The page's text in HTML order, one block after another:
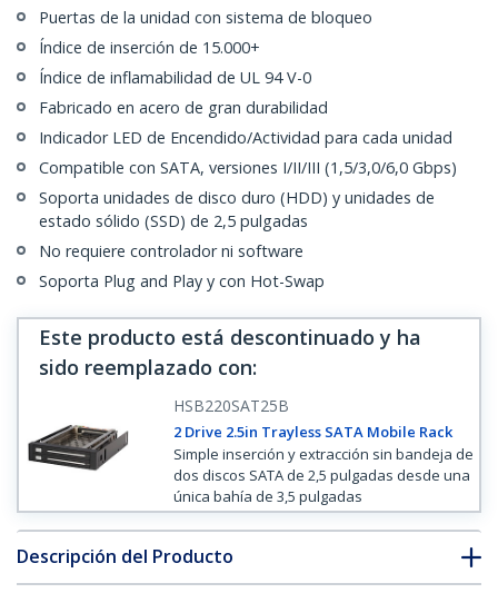
Puertas de la unidad con sistema de bloqueo
Índice de inserción de 15.000+
Índice de inflamabilidad de UL 94 V-0
Fabricado en acero de gran durabilidad
Indicador LED de Encendido/Actividad para cada unidad
Compatible con SATA, versiones I/II/III (1,5/3,0/6,0 Gbps)
Soporta unidades de disco duro (HDD) y unidades de
estado sólido (SSD) de 2,5 pulgadas
No requiere controlador ni software
Soporta Plug and Play y con Hot-Swap
Este producto está descontinuado y ha
sido reemplazado con:
HSB220SAT25B
2 Drive 2.5in Trayless SATA Mobile Rack
Simple inserción y extracción sin bandeja de
dos discos SATA de 2,5 pulgadas desde una
única bahía de 3,5 pulgadas
Descripción del Producto